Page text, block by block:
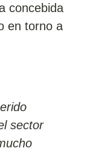
concebida
en torno a
sector